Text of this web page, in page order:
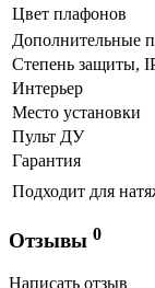
Цвет плафонов
Дополнительные
Степень защиты,
Интерьер
Место установки
Пульт ДУ
Гарантия
Подходит для
Отзывы 0
Написать отзыв